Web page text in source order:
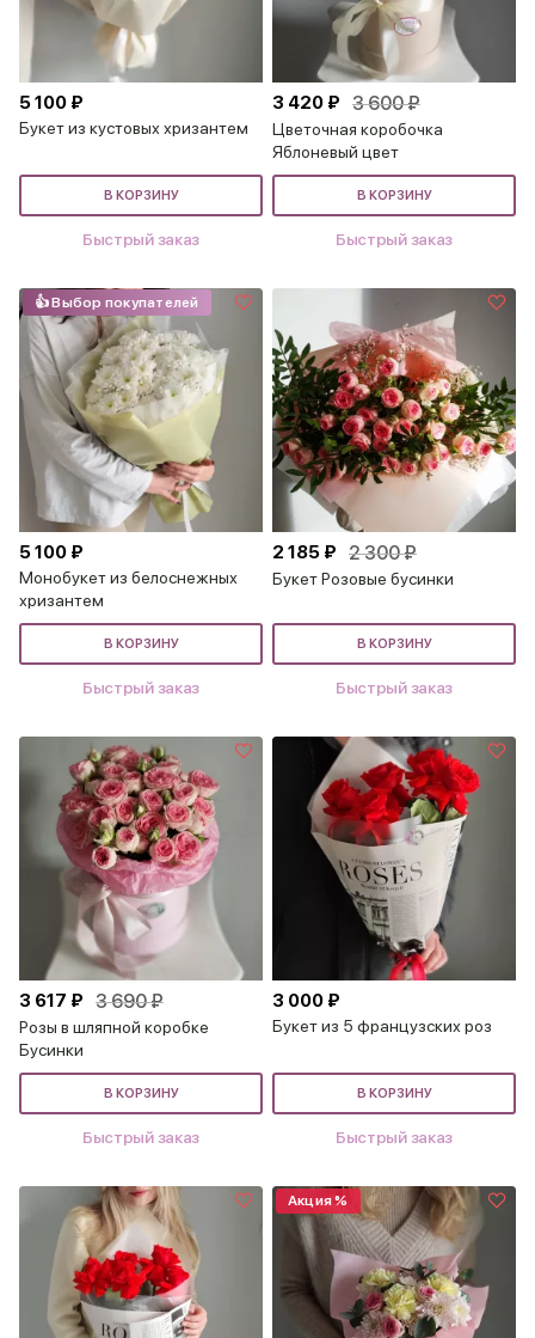
5 100 ₽
Букет из кустовых хризантем
В КОРЗИНУ
Быстрый заказ
3 420 ₽ 3 600 ₽
Цветочная коробочка
Яблоневый цвет
В КОРЗИНУ
Быстрый заказ
👍 Выбор покупателей
5 100 ₽
Монобукет из белоснежных
хризантем
В КОРЗИНУ
Быстрый заказ
2 185 ₽ 2 300 ₽
Букет Розовые бусинки
В КОРЗИНУ
Быстрый заказ
3 617 ₽ 3 690 ₽
Розы в шляпной коробке
Бусинки
В КОРЗИНУ
Быстрый заказ
3 000 ₽
Букет из 5 французских роз
В КОРЗИНУ
Быстрый заказ
Акция %